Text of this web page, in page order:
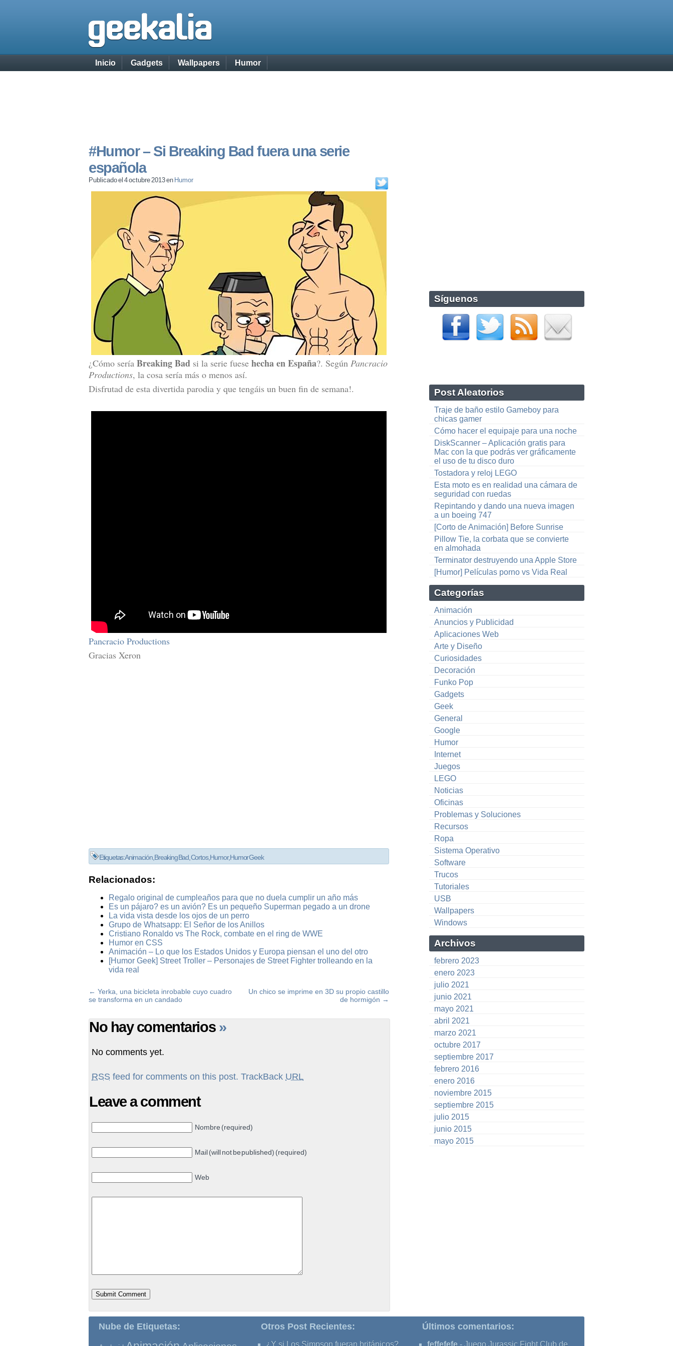
Inicio Gadgets Wallpapers Humor
#Humor – Si Breaking Bad fuera una serie
española
Publicado el 4 octubre 2013 en Humor
¿Cómo sería Breaking Bad si la serie fuese hecha en España?. Según Pancracio
Productions, la cosa sería más o menos así.
Disfrutad de esta divertida parodia y que tengáis un buen fin de semana!.
Pancracio Productions
Gracias Xeron
Etiquetas:Animación,Breaking Bad,Cortos,Humor,Humor Geek
Relacionados:
Regalo original de cumpleaños para que no duela cumplir un año más
Es un pájaro? es un avión? Es un pequeño Superman pegado a un drone
La vida vista desde los ojos de un perro
Grupo de Whatsapp: El Señor de los Anillos
Cristiano Ronaldo vs The Rock, combate en el ring de WWE
Humor en CSS
Animación – Lo que los Estados Unidos y Europa piensan el uno del otro
[Humor Geek] Street Troller – Personajes de Street Fighter trolleando en la
vida real
Un chico se imprime en 3D su propio castillo
de hormigón →
← Yerka, una bicicleta inrobable cuyo cuadro
se transforma en un candado
No hay comentarios »
No comments yet.
RSS feed for comments on this post. TrackBack URL
Leave a comment
Nombre (required)
Mail (will not be published) (required)
Web
Síguenos
Post Aleatorios
Traje de baño estilo Gameboy para
chicas gamer
Cómo hacer el equipaje para una noche
DiskScanner – Aplicación gratis para
Mac con la que podrás ver gráficamente
el uso de tu disco duro
Tostadora y reloj LEGO
Esta moto es en realidad una cámara de
seguridad con ruedas
Repintando y dando una nueva imagen
a un boeing 747
[Corto de Animación] Before Sunrise
Pillow Tie, la corbata que se convierte
en almohada
Terminator destruyendo una Apple Store
[Humor] Películas porno vs Vida Real
Categorías
Animación
Anuncios y Publicidad
Aplicaciones Web
Arte y Diseño
Curiosidades
Decoración
Funko Pop
Gadgets
Geek
General
Google
Humor
Internet
Juegos
LEGO
Noticias
Oficinas
Problemas y Soluciones
Recursos
Ropa
Sistema Operativo
Software
Trucos
Tutoriales
USB
Wallpapers
Windows
Archivos
febrero 2023
enero 2023
julio 2021
junio 2021
mayo 2021
abril 2021
marzo 2021
octubre 2017
septiembre 2017
febrero 2016
enero 2016
noviembre 2015
septiembre 2015
julio 2015
junio 2015
mayo 2015
Nube de Etiquetas: Otros Post Recientes:
¿Y si Los Simpson fueran británicos?
Últimos comentarios:
feffefefe - Juego Jurassic Fight Club de